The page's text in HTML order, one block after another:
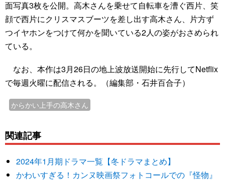
面写真3枚を公開。高木さんを乗せて自転車を漕ぐ西片、笑
顔で西片にクリスマスブーツを差し出す高木さん、片方ず
つイヤホンをつけて何かを聞いている2人の姿がおさめられ
ている。
なお、本作は3月26日の地上波放送開始に先行してNetflix
で毎週火曜に配信される。（編集部・石井百合子）
からかい上手の高木さん
関連記事
2024年1月期ドラマ一覧【冬ドラマまとめ】
かわいすぎる！カンヌ映画祭フォトコールでの『怪物』